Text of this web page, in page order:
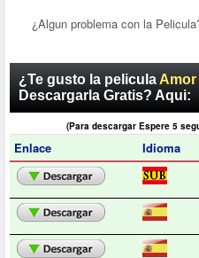
¿Algun problema con la
¿Te gusto la pelicula Amor
Descargarla Gratis? Aqui:
(Para descargar Espere 5
Enlace
Idioma